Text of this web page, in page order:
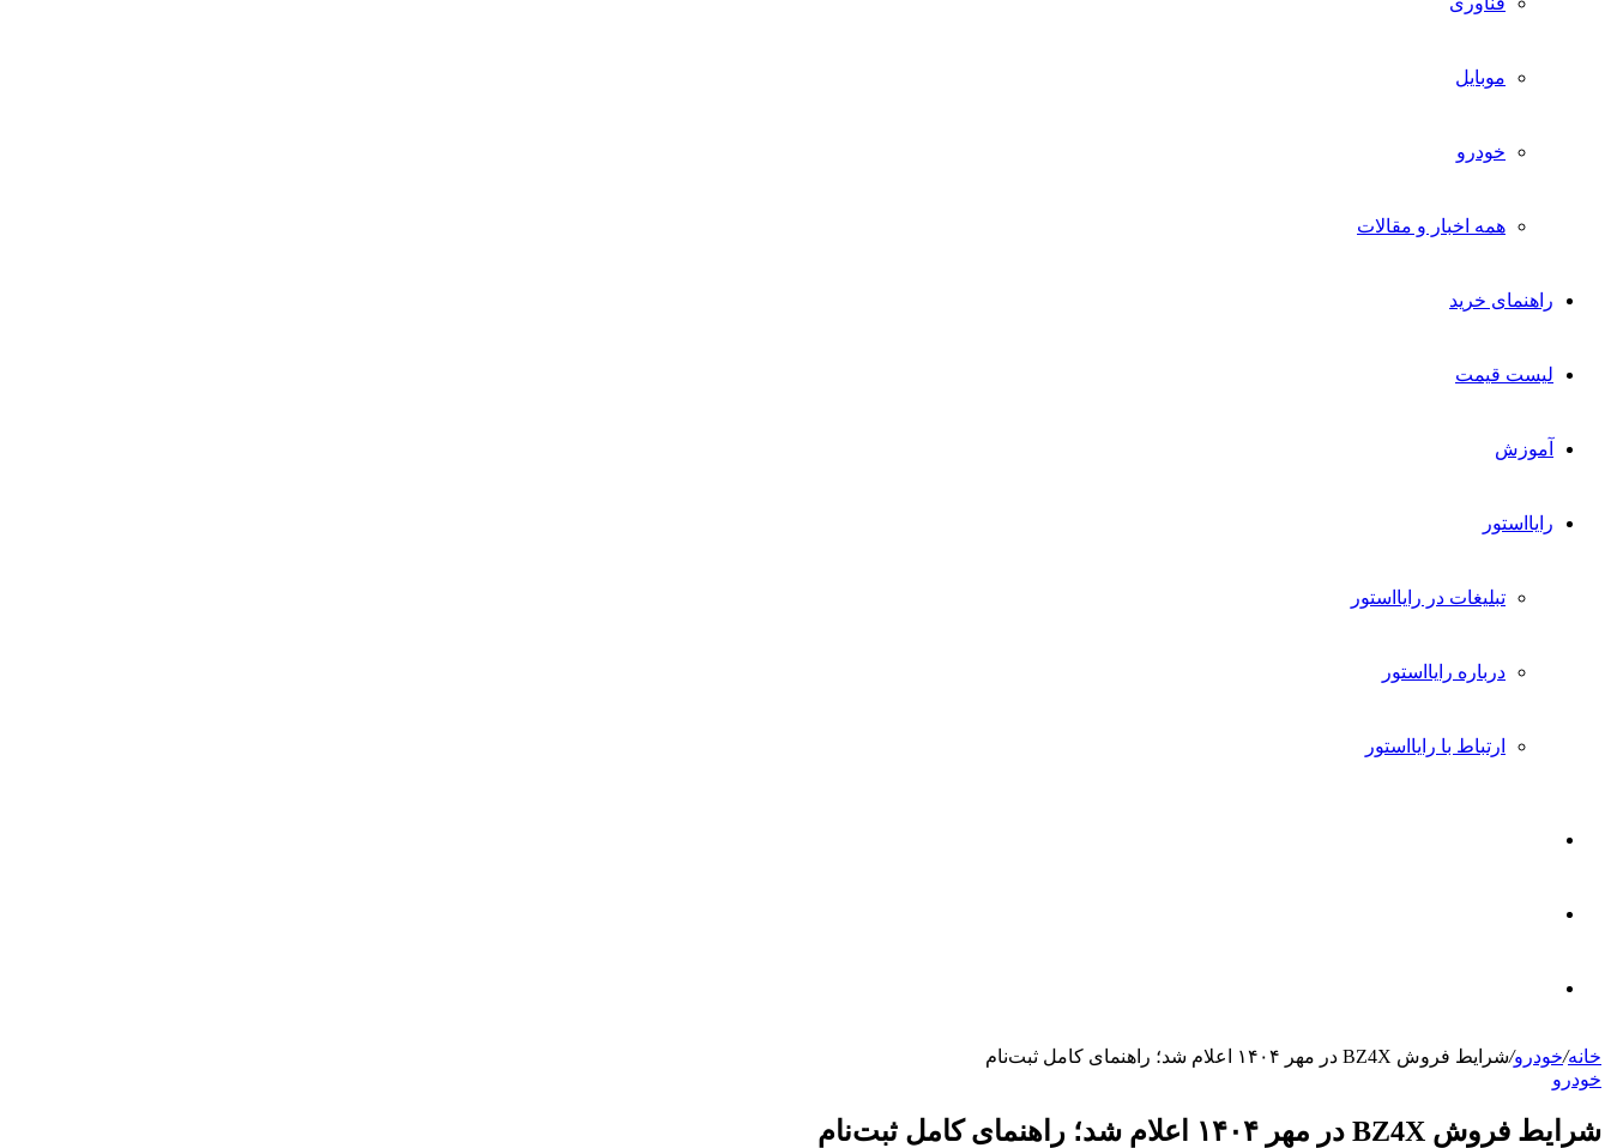
موبایل
خودرو
همه اخبار و مقالات
راهنمای خرید
لیست قیمت
آموزش
رایااستور
تبلیغات در رایااستور
درباره رایااستور
ارتباط با رایااستور
برای خانه/خودرو/شرایط فروش BZ4X در مهر ۱۴۰۴ اعلام شد؛ راهنمای کامل ثبت‌نام
خودرو
شرایط فروش BZ4X در مهر ۱۴۰۴ اعلام شد؛ راهنمای کامل ثبت‌نام